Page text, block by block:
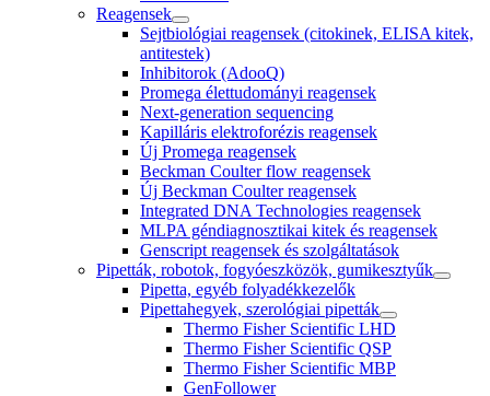
Reagensek
Sejtbiológiai reagensek (citokinek, ELISA kitek,
antitestek)
Inhibitorok (AdooQ)
Promega élettudományi reagensek
Next-generation sequencing
Kapilláris elektroforézis reagensek
Új Promega reagensek
Beckman Coulter flow reagensek
Új Beckman Coulter reagensek
Integrated DNA Technologies reagensek
MLPA géndiagnosztikai kitek és reagensek
Genscript reagensek és szolgáltatások
Pipetták, robotok, fogyóeszközök, gumikesztyűk
Pipetta, egyéb folyadékkezelők
Pipettahegyek, szerológiai pipetták
Thermo Fisher Scientific LHD
Thermo Fisher Scientific QSP
Thermo Fisher Scientific MBP
GenFollower